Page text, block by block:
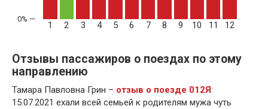
1 2 3 4 5 6 7 8 9 10 11 12
Отзывы пассажиров о поездах по этому
направлению
Тамара Павловна Грин – отзыв о поезде 012Я:
15.07.2021 ехали всей семьей к родителям мужа чуть